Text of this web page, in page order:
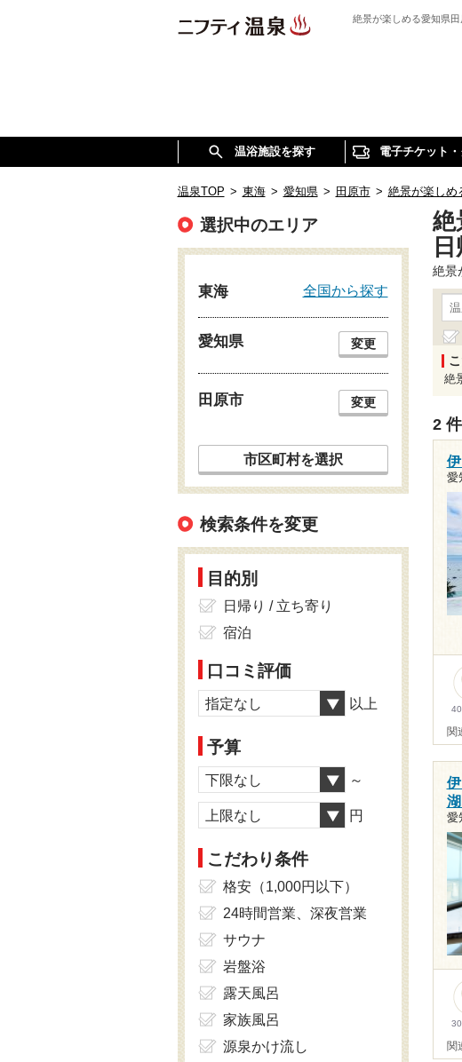
絶景が楽しめる愛知県
温浴施設を探す 電子チケット
温泉TOP > 東海 > 愛知県 > 田原市 > 絶景が楽しめ
絶
絶景
絶
2
愛
関
愛
関
選択中のエリア
東海 全国から探す
愛知県 変更
田原市 変更
市区町村を選択
検索条件を変更
目的別
日帰り / 立ち寄り
宿泊
口コミ評価
指定なし 以上
予算
下限なし ～
上限なし 円
こだわり条件
格安（1,000円以下）
24時間営業、深夜営業
サウナ
岩盤浴
露天風呂
家族風呂
源泉かけ流し